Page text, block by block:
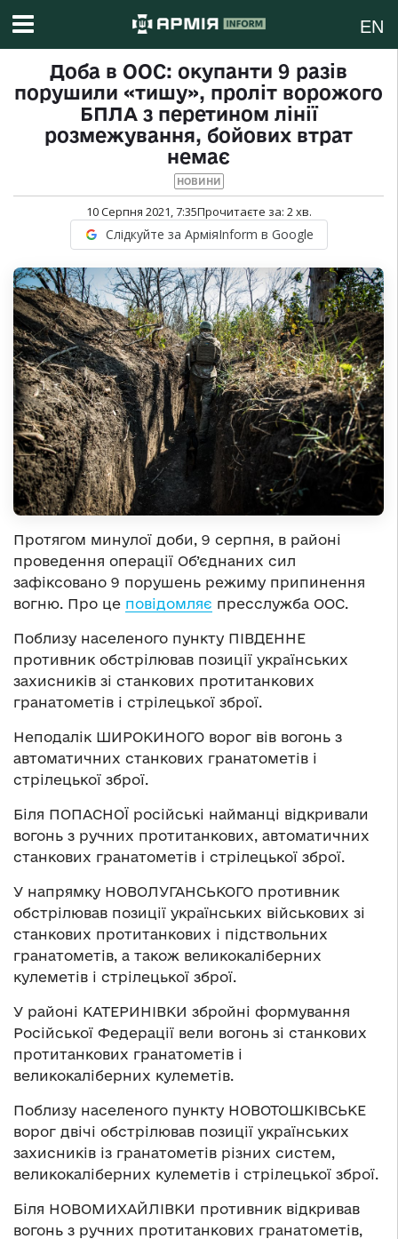
EN
Доба в ООС: окупанти 9 разів
порушили «тишу», проліт ворожого
БПЛА з перетином лінії
розмежування, бойових втрат
немає
НОВИНИ
10 Серпня 2021, 7:35Прочитаєте за: 2хв.
Слідкуйте за АрміяInform в Google
Протягом минулої доби, 9 серпня, в районі
проведення операції Об’єднаних сил
зафіксовано 9 порушень режиму припинення
вогню. Про це повідомляє пресслужба ООС.
Поблизу населеного пункту ПІВДЕННЕ
противник обстрілював позиції українських
захисників зі станкових протитанкових
гранатометів і стрілецької зброї.
Неподалік ШИРОКИНОГО ворог вів вогонь з
автоматичних станкових гранатометів і
стрілецької зброї.
Біля ПОПАСНОЇ російські найманці відкривали
вогонь з ручних протитанкових, автоматичних
станкових гранатометів і стрілецької зброї.
У напрямку НОВОЛУГАНСЬКОГО противник
обстрілював позиції українських військових зі
станкових протитанкових і підствольних
гранатометів, а також великокаліберних
кулеметів і стрілецької зброї.
У районі КАТЕРИНІВКИ збройні формування
Російської Федерації вели вогонь зі станкових
протитанкових гранатометів і
великокаліберних кулеметів.
Поблизу населеного пункту НОВОТОШКІВСЬКЕ
ворог двічі обстрілював позиції українських
захисників із гранатометів різних систем,
великокаліберних кулеметів і стрілецької зброї.
Біля НОВОМИХАЙЛІВКИ противник відкривав
вогонь з ручних протитанкових гранатометів,